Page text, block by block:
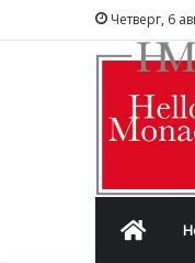
Четверг, 6